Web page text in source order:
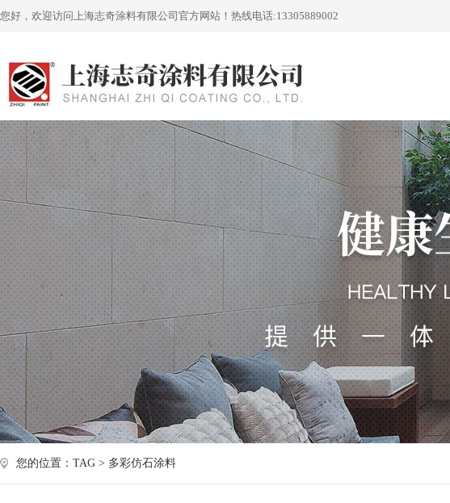
您好，欢迎访问上海志奇涂料有限公司官方网站！ 热线电话:13305889002
您的位置：TAG > 多彩仿石涂料